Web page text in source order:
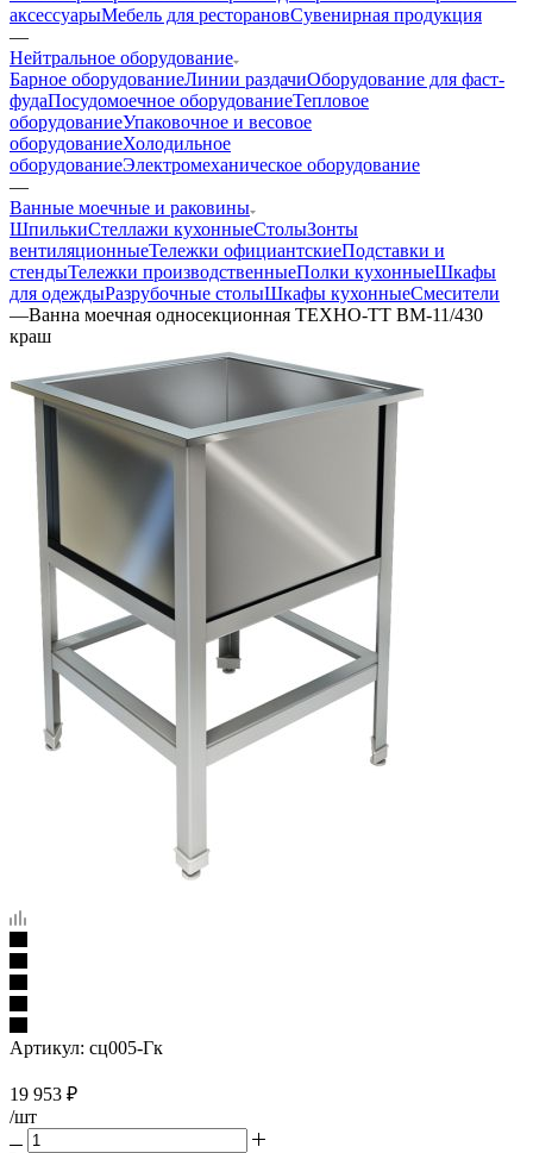
аксессуарыМебель для ресторановСувенирная продукция
—
Нейтральное оборудование
Барное оборудованиеЛинии раздачиОборудование для фаст-
фудаПосудомоечное оборудованиеТепловое
оборудованиеУпаковочное и весовое
оборудованиеХолодильное
оборудованиеЭлектромеханическое оборудование
—
Ванные моечные и раковины
ШпилькиСтеллажи кухонныеСтолыЗонты
вентиляционныеТележки официантскиеПодставки и
стендыТележки производственныеПолки кухонныеШкафы
для одеждыРазрубочные столыШкафы кухонныеСмесители
—Ванна моечная односекционная ТЕХНО-ТТ ВМ-11/430
краш
Артикул: сц005-Гк
19 953 ₽
/шт